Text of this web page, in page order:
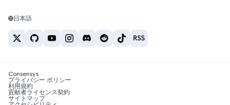
キャリア
お問い合わせ
Tetherの価格
BTC→INR
ETH→USDT
USDTの購入
SHIBの購入
BNBの購入
Solanaウォレット
税制関連ニュース
暗号資産の購入方法は？
日本語
Consensys
プライバシー ポリシー
利用規約
貢献者ライセンス契約
サイトマップ